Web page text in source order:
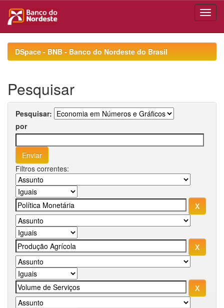
navigationDSpace - BNB - Banco do Nordeste do Brasil
Pesquisar
Pesquisar:
por
Filtros correntes: